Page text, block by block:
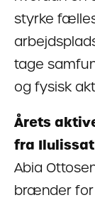
styrke
tage
og fysisk
Årets
fra Ilulissat
Abia
brænder for